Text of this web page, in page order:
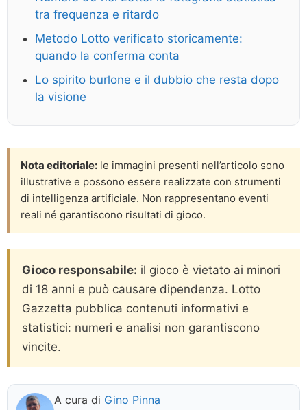
tra frequenza e ritardo
Metodo Lotto verificato storicamente:
quando la conferma conta
Lo spirito burlone e il dubbio che resta dopo
la visione
Nota editoriale: le immagini presenti nell’articolo sono
illustrative e possono essere realizzate con strumenti
di intelligenza artificiale. Non rappresentano eventi
reali né garantiscono risultati di gioco.
Gioco responsabile: il gioco è vietato ai minori
di 18 anni e può causare dipendenza. Lotto
Gazzetta pubblica contenuti informativi e
statistici: numeri e analisi non garantiscono
vincite.
A cura di Gino Pinna